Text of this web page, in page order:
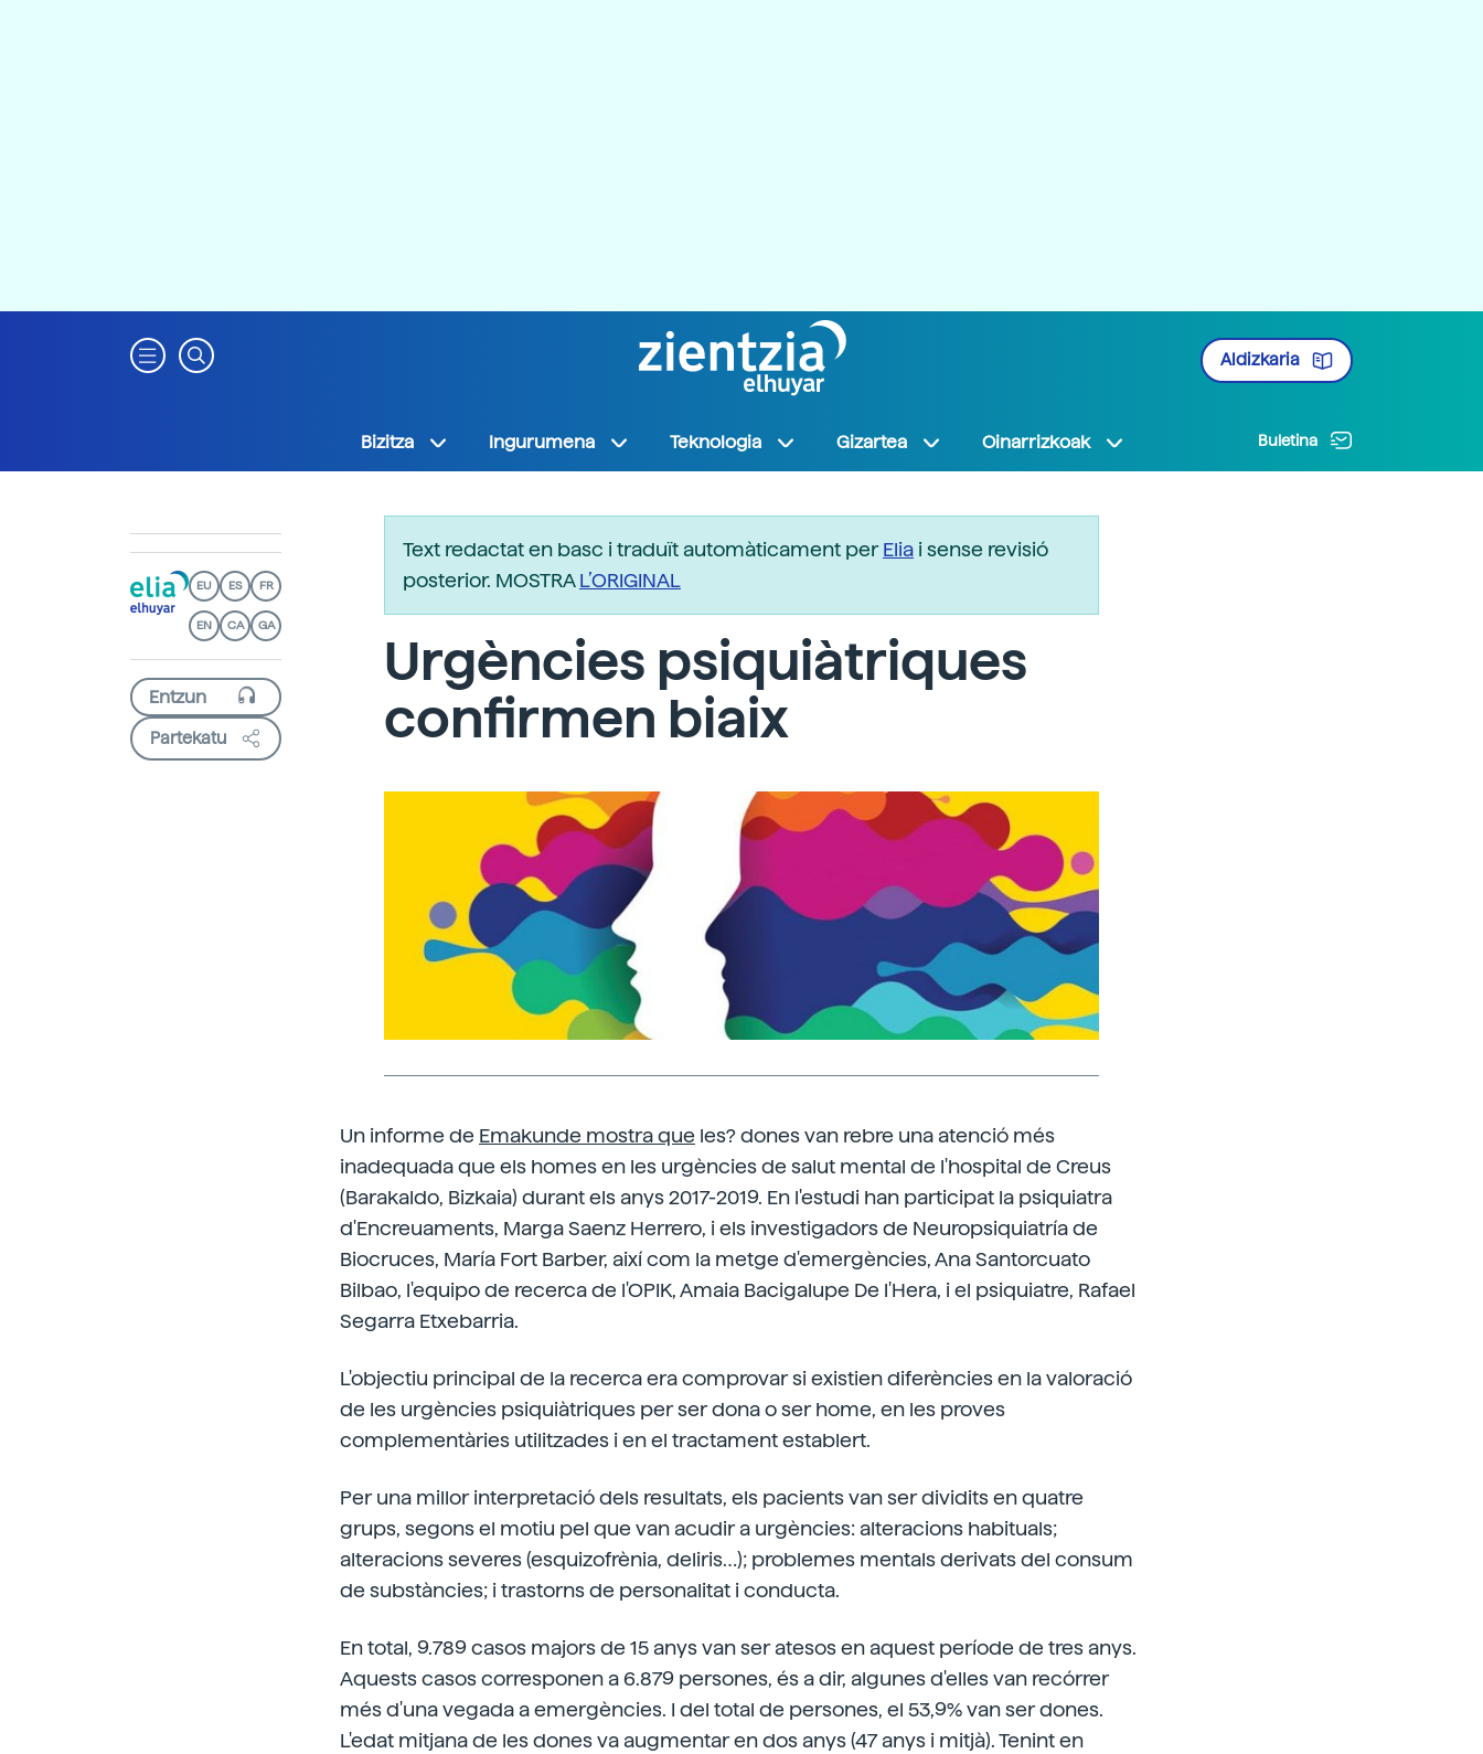
Aldizkaria
Bizitza Ingurumena Teknologia Gizartea Oinarrizkoak Buletina
EU ES FR
EN CA GA
Partekatu
Text redactat en basc i traduït automàticament perElia i sense revisió
posterior. MOSTRAL’ORIGINAL
Urgències psiquiàtriques
confirmen biaix
Un informe de Emakunde mostra que les? dones van rebre una atenció més
inadequada que els homes en les urgències de salut mental de l'hospital de Creus
(Barakaldo, Bizkaia) durant els anys 2017-2019. En l'estudi han participat la psiquiatra
d'Encreuaments, Marga Saenz Herrero, i els investigadors de Neuropsiquiatría de
Biocruces, María Fort Barber, així com la metge d'emergències, Ana Santorcuato
Bilbao, l'equipo de recerca de l'OPIK, Amaia Bacigalupe De l'Hera, i el psiquiatre, Rafael
Segarra Etxebarria.
L'objectiu principal de la recerca era comprovar si existien diferències en la valoració
de les urgències psiquiàtriques per ser dona o ser home, en les proves
complementàries utilitzades i en el tractament establert.
Per una millor interpretació dels resultats, els pacients van ser dividits en quatre
grups, segons el motiu pel que van acudir a urgències: alteracions habituals;
alteracions severes (esquizofrènia, deliris…); problemes mentals derivats del consum
de substàncies; i trastorns de personalitat i conducta.
En total, 9.789 casos majors de 15 anys van ser atesos en aquest període de tres anys.
Aquests casos corresponen a 6.879 persones, és a dir, algunes d'elles van recórrer
més d'una vegada a emergències. I del total de persones, el 53,9% van ser dones.
L'edat mitjana de les dones va augmentar en dos anys (47 anys i mitjà). Tenint en